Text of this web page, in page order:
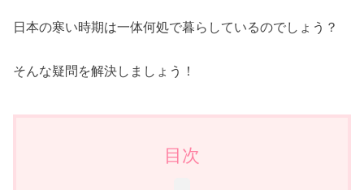
日本の寒い時期は一体何処で暮らしているのでしょう？
そんな疑問を解決しましょう！
目次